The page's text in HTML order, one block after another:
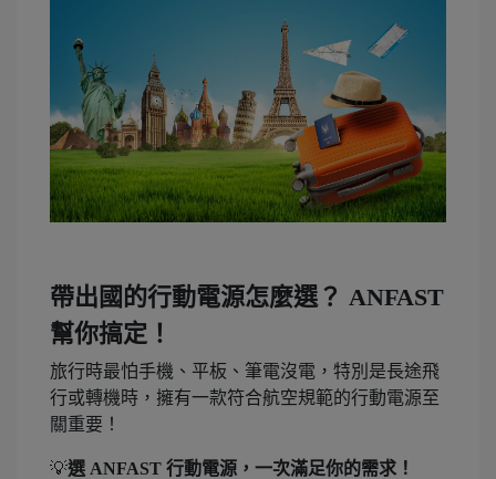
帶出國的行動電源怎麼選？ ANFAST
幫你搞定！
旅行時最怕手機、平板、筆電沒電，特別是長途飛
行或轉機時， 擁有一款符合航空規範的行動電源至
關重要！
💡選 ANFAST 行動電源，一次滿足你的需求！